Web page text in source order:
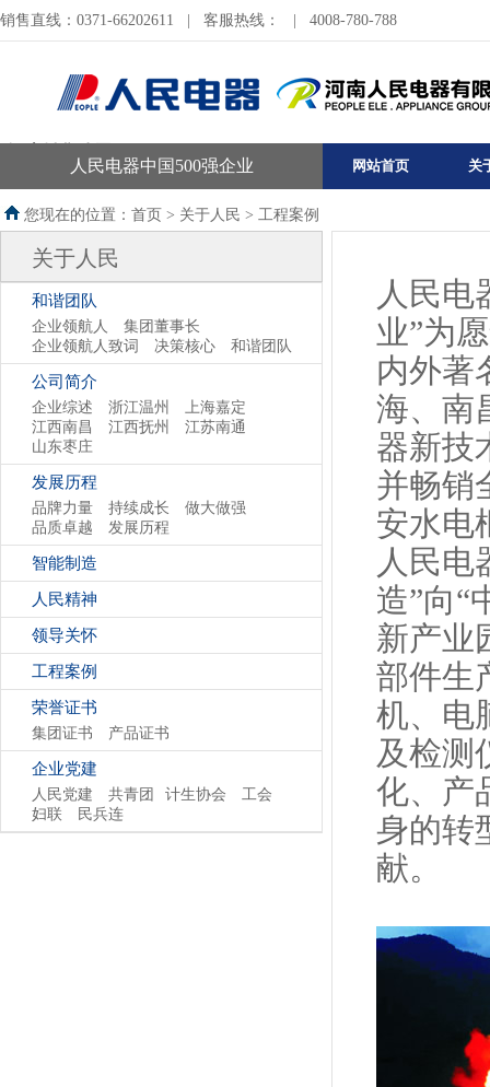
销售直线：0371-66202611 客服热线： 4008-780-788
人民电器中国500强企业 网站首页 关
您现在的位置：首页 > 关于人民 > 工程案例
关于人民
和谐团队
企业领航人
集团董事长
企业领航人致词
决策核心 和谐团队
公司简介
企业综述 浙江温州
上海嘉定
江西南昌
江西抚州
江苏南通
山东枣庄
发展历程
品牌力量 持续成长
做大做强
品质卓越
发展历程
智能制造
人民精神
领导关怀
工程案例
荣誉证书
集团证书 产品证书
企业党建
人民党建 共青团 计生协会
工会
妇联
民兵连
人民电
业”为
内外著
海、南
器新技
并畅销
安水电
人民电
造”向“
新产业
部件生
机、电
及检测
化、产
身的转
献。